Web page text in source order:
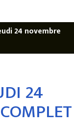
24 novembre
24